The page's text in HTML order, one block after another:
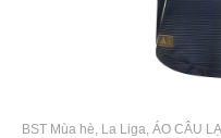
BST Mùa hè, La Liga, ÁO CÂU